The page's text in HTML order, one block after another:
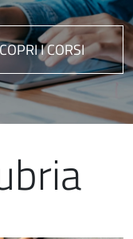
I CORSI